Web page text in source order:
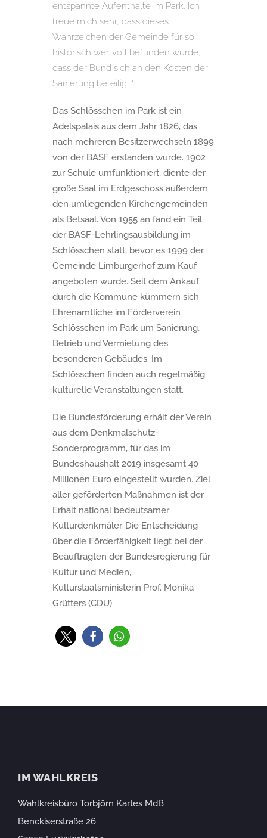
entspannte Aufenthalte im Park. Ich
freue mich sehr, dass dieses
Wahrzeichen der Gemeinde für so
historisch wertvoll befunden wurde,
dass der Bund sich an den Kosten der
Sanierung beteiligt.“
Das Schlösschen im Park ist ein
Adelspalais aus dem Jahr 1826, das
nach mehreren Besitzerwechseln 1899
von der BASF erstanden wurde. 1902
zur Schule umfunktioniert, diente der
große Saal im Erdgeschoss außerdem
den umliegenden Kirchengemeinden
als Betsaal. Von 1955 an fand ein Teil
der BASF-Lehrlingsausbildung im
Schlösschen statt, bevor es 1999 der
Gemeinde Limburgerhof zum Kauf
angeboten wurde. Seit dem Ankauf
durch die Kommune kümmern sich
Ehrenamtliche im Förderverein
Schlösschen im Park um Sanierung,
Betrieb und Vermietung des
besonderen Gebäudes. Im
Schlösschen finden auch regelmäßig
kulturelle Veranstaltungen statt.
Die Bundesförderung erhält der Verein
aus dem Denkmalschutz-
Sonderprogramm, für das im
Bundeshaushalt 2019 insgesamt 40
Millionen Euro eingestellt wurden. Ziel
aller geförderten Maßnahmen ist der
Erhalt national bedeutsamer
Kulturdenkmäler. Die Entscheidung
über die Förderfähigkeit liegt bei der
Beauftragten der Bundesregierung für
Kultur und Medien,
Kulturstaatsministerin Prof. Monika
Grütters (CDU).
IM WAHLKREIS
Wahlkreisbüro Torbjörn Kartes MdB
Benckiserstraße 26